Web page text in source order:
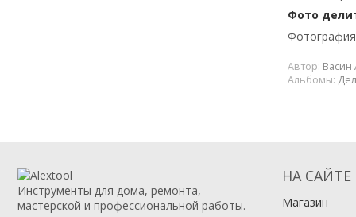
Фото
Автор: Васин
Альбомы:
Инструменты для дома, ремонта,
мастерской и профессиональной работы.
НА САЙТЕ
Магазин